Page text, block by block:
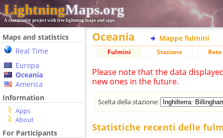
LightningMaps.org
A community project with free lightning maps and apps
Maps and statistics
Real Time
Europa
Oceania
America
Information
Apps
About
For Participants
Oceania Mappe fulmini
Fulmini Stazione
Please note that the data
new ones in the future.
Scelta della stazione:
Statistiche recenti delle